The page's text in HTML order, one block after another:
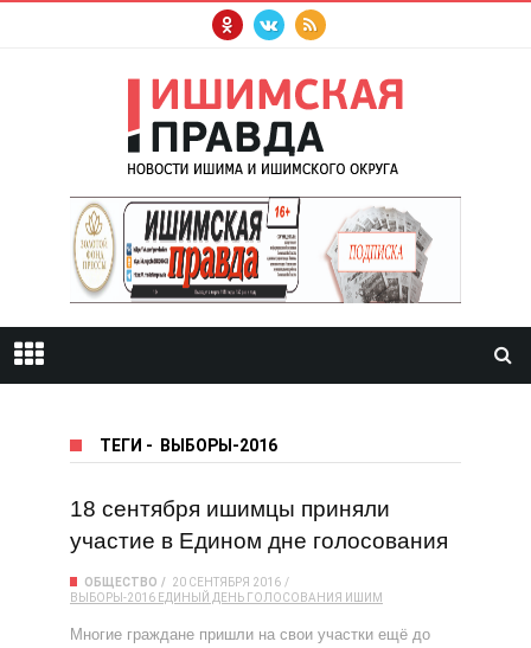
ТЕГИ - ВЫБОРЫ-2016
18 сентября ишимцы приняли
участие в Едином дне голосования
ОБЩЕСТВО
20 СЕНТЯБРЯ 2016
ВЫБОРЫ-2016 ЕДИНЫЙ ДЕНЬ ГОЛОСОВАНИЯ ИШИМ
Многие граждане пришли на свои участки ещё до